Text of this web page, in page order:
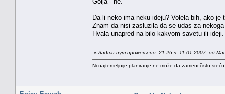
Golja - ne.
Da li neko ima neku ideju? Volela bih, ako
Znam da nisi zasluzila da se udas za
Hvala unapred na bilo kakvom savetu ili ideji.
« Задњи пут промењено: 21.26 ч. 11.01.2007. од
Ni najtemeljnije planiranje ne može da zameni čistu